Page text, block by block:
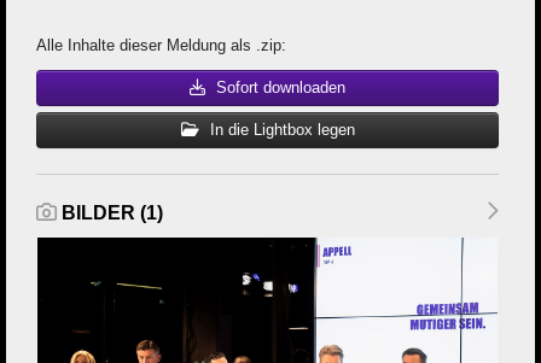
Alle Inhalte dieser Meldung als .zip:
Sofort downloaden
In die Lightbox legen
BILDER (1)